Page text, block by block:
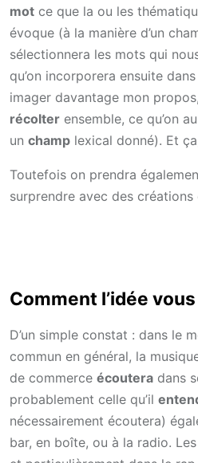
mot ce que la ou les
évoque (à la manière d’un
sélectionnera les mots qui
qu’on incorporera ensuite
imager davantage mon
récolter ensemble, ce qu’on
un champ lexical donné). Et
Toutefois on prendra
surprendre avec des créations
Comment l’idée
D’un simple constat : dans le
commun en général, la
de commerce écoutera dans
probablement celle qu’il
nécessairement écoutera)
bar, en boîte, ou à la radio.